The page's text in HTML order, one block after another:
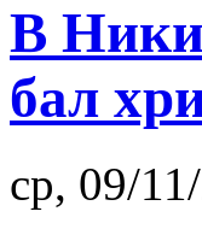
В
бал
ср, 09/